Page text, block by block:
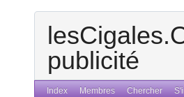
publicité
Index Membres Chercher